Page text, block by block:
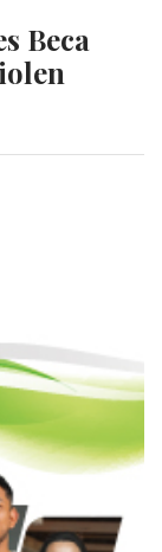
Beca